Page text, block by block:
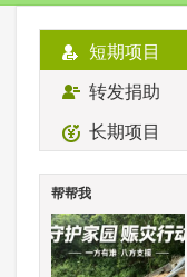
短期项目
转发捐助
长期项目
帮帮我